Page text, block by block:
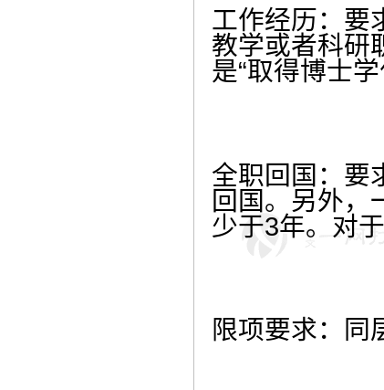
工作经历：要
教学或者科研
是“取得博士
全职回国：要
回国。另外，
少于3年。对
限项要求：同